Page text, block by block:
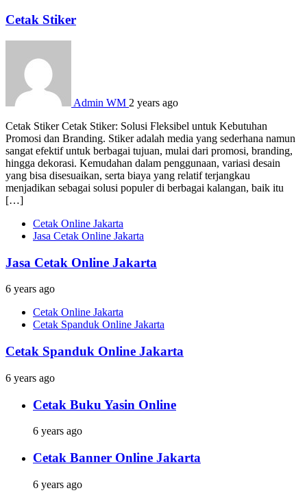
Cetak Stiker
Admin WM 2 years ago
Cetak Stiker Cetak Stiker: Solusi Fleksibel untuk Kebutuhan
Promosi dan Branding. Stiker adalah media yang sederhana namun
sangat efektif untuk berbagai tujuan, mulai dari promosi, branding,
hingga dekorasi. Kemudahan dalam penggunaan, variasi desain
yang bisa disesuaikan, serta biaya yang relatif terjangkau
menjadikan sebagai solusi populer di berbagai kalangan, baik itu
[…]
Cetak Online Jakarta
Jasa Cetak Online Jakarta
Jasa Cetak Online Jakarta
6 years ago
Cetak Online Jakarta
Cetak Spanduk Online Jakarta
Cetak Spanduk Online Jakarta
6 years ago
Cetak Buku Yasin Online
6 years ago
Cetak Banner Online Jakarta
6 years ago